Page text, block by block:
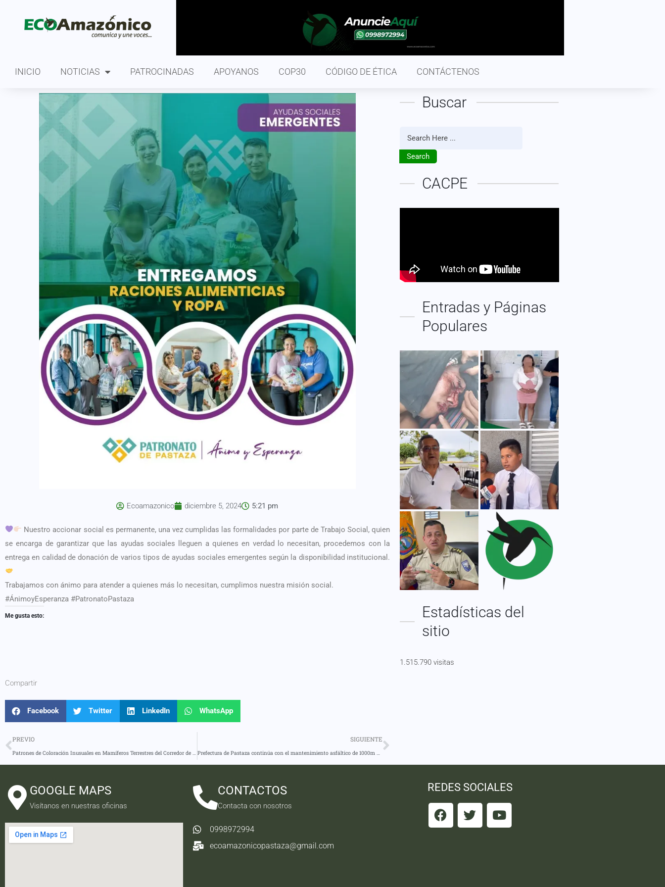
INICIO NOTICIAS PATROCINADAS APOYANOS COP30 CÓDIGO DE ÉTICA CONTÁCTENOS
Ecoamazonico diciembre 5, 2024 5:21 pm
Nuestro accionar social es permanente, una vez cumplidas las formalidades por parte de Trabajo Social, quien
se encarga de garantizar que las ayudas sociales lleguen a quienes en verdad lo necesitan, procedemos con la
entrega en calidad de donación de varios tipos de ayudas sociales emergentes según la disponibilidad institucional.
Trabajamos con ánimo para atender a quienes más lo necesitan, cumplimos nuestra misión social.
#ÁnimoyEsperanza #PatronatoPastaza
Me gusta esto:
Compartir
Facebook Twitter LinkedIn WhatsApp
PREVIO SIGUIENTE
Buscar
Search
CACPE
Entradas y Páginas
Populares
Estadísticas del
sitio
1.515.790 visitas
GOOGLE MAPS
Visítanos en nuestras oficinas
CONTACTOS
Contacta con nosotros
0998972994
ecoamazonicopastaza@gmail.com
REDES SOCIALES